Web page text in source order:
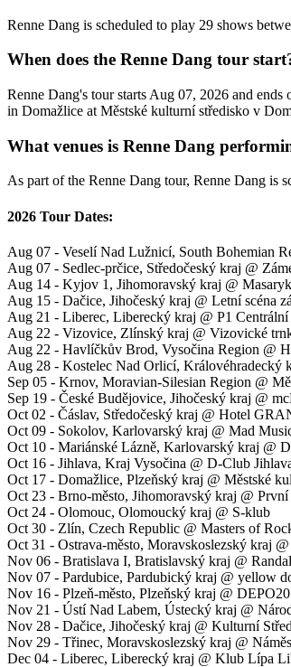
Renne Dang is scheduled to play 29 shows
When does the Renne Dang tour
Renne Dang's tour starts Aug 07, 2026 and
in Domažlice at Městské kulturní středisko v
What venues is Renne Dang
As part of the Renne Dang tour, Renne Dang is
2026 Tour Dates:
Aug 07 - Veselí Nad Lužnicí, South Bohemian
Aug 07 - Sedlec-prčice, Středočeský kraj @
Aug 14 - Kyjov 1, Jihomoravský kraj @
Aug 15 - Dačice, Jihočeský kraj @ Letní scéna
Aug 21 - Liberec, Liberecký kraj @ P1 Centrální
Aug 22 - Vizovice, Zlínský kraj @ Vizovické
Aug 22 - Havlíčkův Brod, Vysočina Region @
Aug 28 - Kostelec Nad Orlicí, Královéhradecký
Sep 05 - Krnov, Moravian-Silesian Region @
Sep 19 - České Budějovice, Jihočeský kraj @
Oct 02 - Čáslav, Středočeský kraj @ Hotel
Oct 09 - Sokolov, Karlovarský kraj @ Mad
Oct 10 - Mariánské Lázně, Karlovarský kraj @
Oct 16 - Jihlava, Kraj Vysočina @ D-Club
Oct 17 - Domažlice, Plzeňský kraj @ Městské
Oct 23 - Brno-město, Jihomoravský kraj @ První
Oct 24 - Olomouc, Olomoucký kraj @ S-klub
Oct 30 - Zlín, Czech Republic @ Masters of
Oct 31 - Ostrava-město, Moravskoslezský kraj
Nov 06 - Bratislava I, Bratislavský kraj @
Nov 07 - Pardubice, Pardubický kraj @ yellow
Nov 16 - Plzeň-město, Plzeňský kraj @
Nov 21 - Ústí Nad Labem, Ústecký kraj @
Nov 28 - Dačice, Jihočeský kraj @ Kulturní
Nov 29 - Třinec, Moravskoslezský kraj @
Dec 04 - Liberec, Liberecký kraj @ Klub Lípa